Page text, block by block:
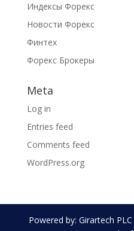
Индексы Форекс
Новости Форекс
Финтех
Форекс Брокеры
Meta
Log in
Entries feed
Comments feed
WordPress.org
Powered by: Girartech